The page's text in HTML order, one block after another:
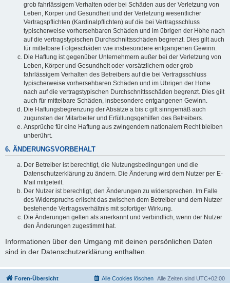
grob fahrlässigem Verhalten oder bei Schäden aus der Verletzung von
Leben, Körper und Gesundheit und der Verletzung wesentlicher
Vertragspflichten (Kardinalpflichten) auf die bei Vertragsschluss
typischerweise vorhersehbaren Schäden und im übrigen der Höhe nach
auf die vertragstypischen Durchschnittsschäden begrenzt. Dies gilt auch
für mittelbare Folgeschäden wie insbesondere entgangenen Gewinn.
Die Haftung ist gegenüber Unternehmern außer bei der Verletzung von
Leben, Körper und Gesundheit oder vorsätzlichem oder grob
fahrlässigem Verhalten des Betreibers auf die bei Vertragsschluss
typischerweise vorhersehbaren Schäden und im Übrigen der Höhe
nach auf die vertragstypischen Durchschnittsschäden begrenzt. Dies gilt
auch für mittelbare Schäden, insbesondere entgangenen Gewinn.
Die Haftungsbegrenzung der Absätze a bis c gilt sinngemäß auch
zugunsten der Mitarbeiter und Erfüllungsgehilfen des Betreibers.
Ansprüche für eine Haftung aus zwingendem nationalem Recht bleiben
unberührt.
6. ÄNDERUNGSVORBEHALT
Der Betreiber ist berechtigt, die Nutzungsbedingungen und die
Datenschutzerklärung zu ändern. Die Änderung wird dem Nutzer per E-
Mail mitgeteilt.
Der Nutzer ist berechtigt, den Änderungen zu widersprechen. Im Falle
des Widerspruchs erlischt das zwischen dem Betreiber und dem Nutzer
bestehende Vertragsverhältnis mit sofortiger Wirkung.
Die Änderungen gelten als anerkannt und verbindlich, wenn der Nutzer
den Änderungen zugestimmt hat.
Informationen über den Umgang mit deinen persönlichen Daten
sind in der Datenschutzerklärung enthalten.
Foren-Übersicht Alle Zeiten sind UTC+02:00
Alle Cookies löschen